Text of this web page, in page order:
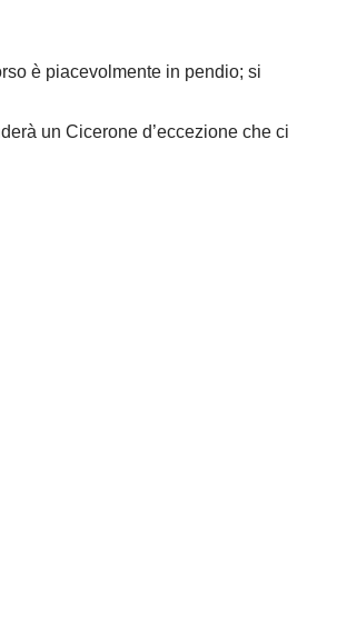
è piacevolmente in pendio; si
un Cicerone d’eccezione che ci